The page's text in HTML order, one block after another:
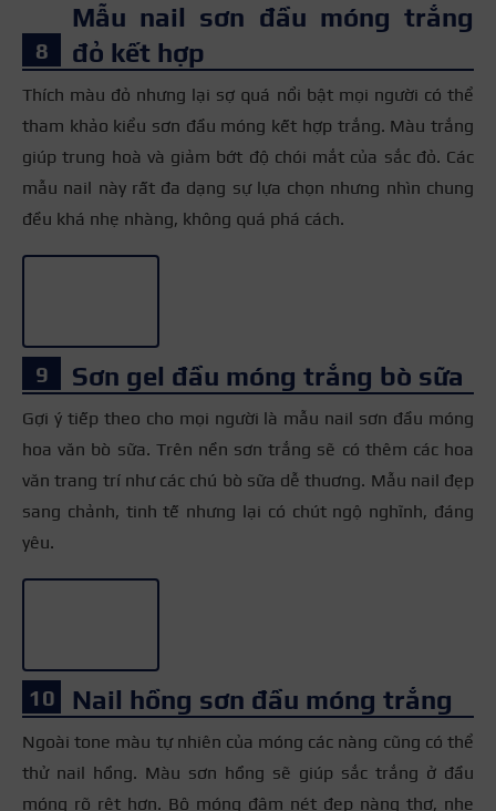
Mẫu nail sơn đầu móng trắng
đỏ kết hợp
Thích màu đỏ nhưng lại sợ quá nổi bật mọi người có thể
tham khảo kiểu sơn đầu móng kết hợp trắng. Màu trắng
giúp trung hoà và giảm bớt độ chói mắt của sắc đỏ. Các
mẫu nail này rất đa dạng sự lựa chọn nhưng nhìn chung
đều khá nhẹ nhàng, không quá phá cách.
Sơn gel đầu móng trắng bò sữa
Gợi ý tiếp theo cho mọi người là mẫu nail sơn đầu móng
hoa văn bò sữa. Trên nền sơn trắng sẽ có thêm các hoa
văn trang trí như các chú bò sữa dễ thuơng. Mẫu nail đẹp
sang chảnh, tinh tế nhưng lại có chút ngộ nghĩnh, đáng
yêu.
Nail hồng sơn đầu móng trắng
Ngoài tone màu tự nhiên của móng các nàng cũng có thể
thử nail hồng. Màu sơn hồng sẽ giúp sắc trắng ở đầu
móng rõ rệt hơn. Bộ móng đậm nét đẹp nàng thơ, nhẹ